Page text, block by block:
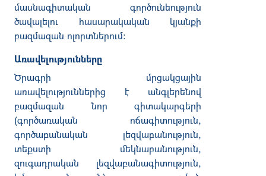
մասնագիտական գործունեություն
ծավալելու հասարակական կյանքի
բազմազան ոլորտներում:
Առավելությունները
Ծրագրի մրցակցային
առավելություններից է անգլերենով
բազմազան նոր գիտակարգերի
(գործառական ոճագիտություն,
գործաբանական լեզվաբանություն,
տեքստի մեկնաբանություն,
զուգադրական լեզվաբանագիտություն,